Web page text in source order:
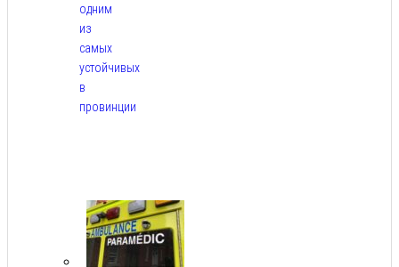
одним
из
самых
устойчивых
в
провинции